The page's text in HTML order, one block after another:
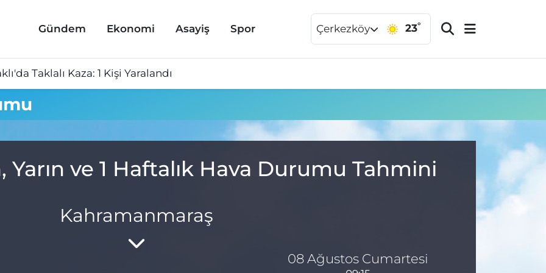
Gündem Ekonomi Asayiş Spor Çerkezköy 23°
Taklalı Kaza: 1 Kişi Yaralandı
Yarın ve 1 Haftalık Hava Durumu Tahmini
Kahramanmaraş
08 Ağustos Cumartesi